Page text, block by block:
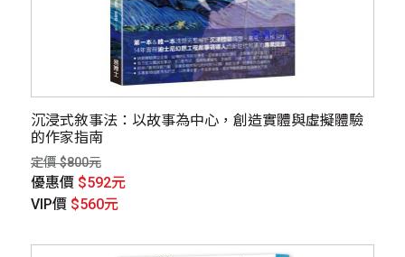
沉浸式敘事法：以故事為中心，創造實體與虛擬體驗
的作家指南
定價 $800元
優惠價 $592元
VIP價 $560元